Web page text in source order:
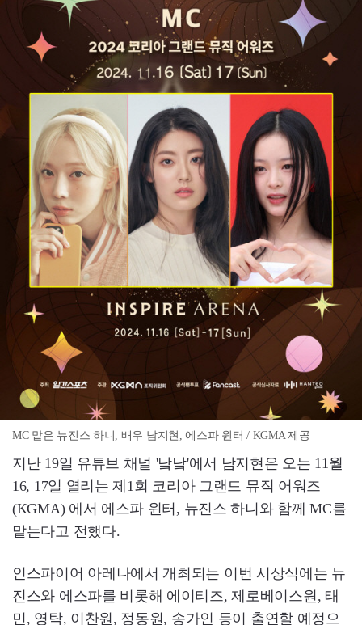
MC 맡은 뉴진스 하니, 배우 남지현, 에스파 윈터 / KGMA 제공
지난 19일 유튜브 채널 '낰낰'에서 남지현은 오는 11월
16, 17일 열리는 제1회 코리아 그랜드 뮤직 어워즈
(KGMA) 에서 에스파 윈터, 뉴진스 하니와 함께 MC를
맡는다고 전했다.
인스파이어 아레나에서 개최되는 이번 시상식에는 뉴
진스와 에스파를 비롯해 에이티즈, 제로베이스원, 태
민, 영탁, 이찬원, 정동원, 송가인 등이 출연할 예정으